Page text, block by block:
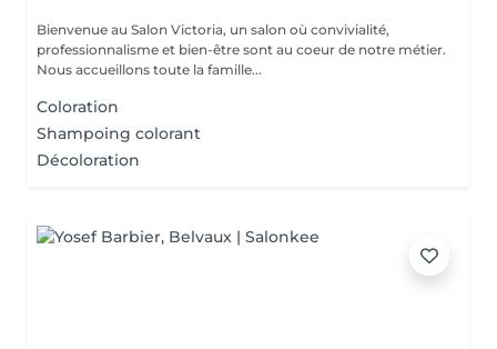
Bienvenue au Salon Victoria, un salon où convivialité,
professionnalisme et bien-être sont au coeur de notre métier.
Nous accueillons toute la famille...
Coloration
Shampoing colorant
Décoloration